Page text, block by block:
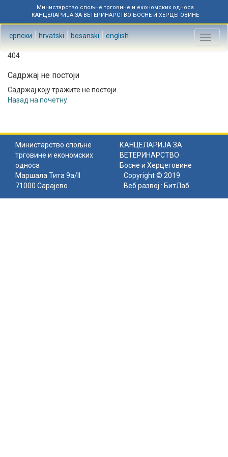
Министарство спољне трговине и економских односа
КАНЦЕЛАРИЈА ЗА ВЕТЕРИНАРСТВО БОСНЕ И ХЕРЦЕГОВИНЕ
српски hrvatski bosanski english
Toggle
404
Садржај не постоји
Садржај коју тражите не постоји.
Назад на почетну
Министарство спољне
трговине и економских
односа
КАНЦЕЛАРИЈА ЗА
ВЕТЕРИНАРСТВО
Босне и Херцеговине
Маршала Тита 9а/II
71000 Сарајево
Copyright © 2019
Веб развој : БитЛаб